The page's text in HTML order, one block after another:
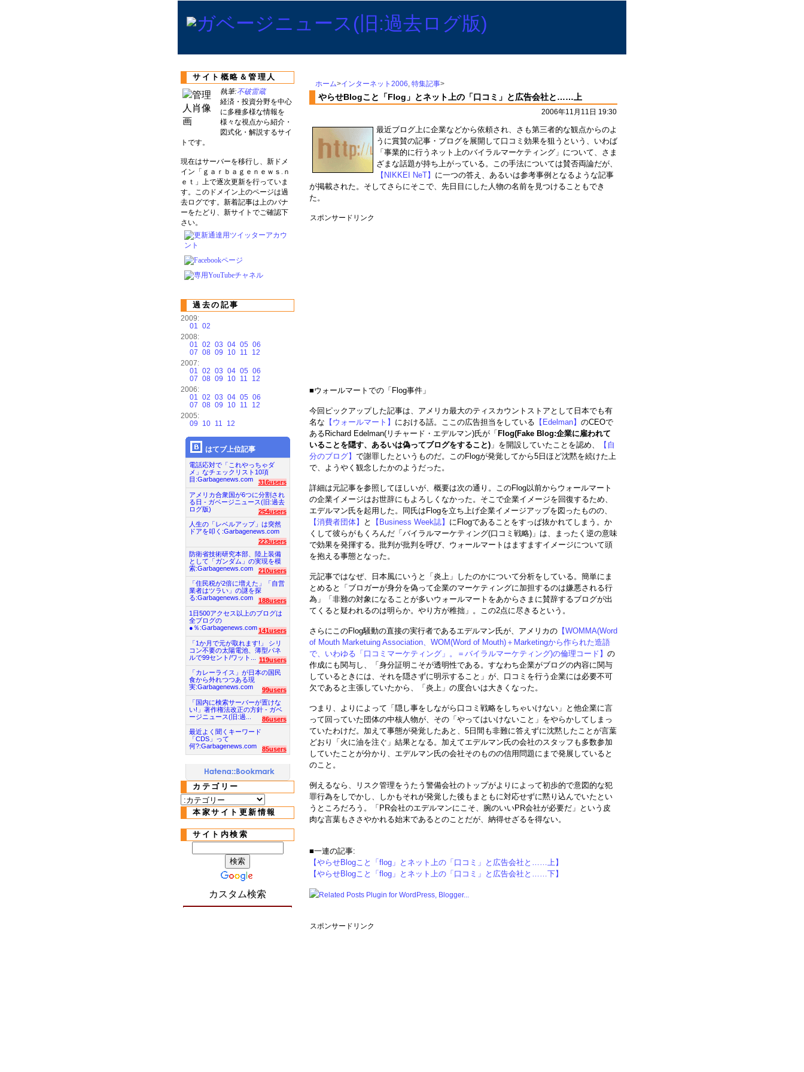
ホーム>インターネット2006, 特集記事>
やらせBlogこと「Flog」とネット上の「口コミ」と広告会社と……上
2006年11月11日 19:30
最近ブログ上に企業などから依頼され、さも第三者的な観点からのよ
うに賞賛の記事・ブログを展開して口コミ効果を狙うという、いわば
「事業的に行うネット上のバイラルマーケティング」について、さま
ざまな話題が持ち上がっている。この手法については賛否両論だが、
【NIKKEI NeT】 に一つの答え、あるいは参考事例となるような記事
が掲載された。そしてさらにそこで、先日目にした人物の名前を見つけることもでき
た。
スポンサードリンク
■ウォールマートでの「Flog事件」
今回ピックアップした記事は、アメリカ最大のティスカウントストアとして日本でも有
名な 【ウォールマート】 における話。ここの広告担当をしている 【Edelman】 のCEOで
あるRichard Edelman(リチャード・エデルマン)氏が「 Flog(Fake Blog:企業に雇われて
いることを隠す、あるいは偽ってブログをすること) 」を開設していたことを認め、
【自
分のブログ】 で謝罪したというものだ。このFlogが発覚してから5日ほど沈黙を続けた上
で、ようやく観念したかのようだった。
詳細は元記事を参照してほしいが、概要は次の通り。このFlog以前からウォールマート
の企業イメージはお世辞にもよろしくなかった。そこで企業イメージを回復するため、
エデルマン氏を起用した。同氏はFlogを立ち上げ企業イメージアップを図ったものの、
【消費者団体】
と 【Business Week誌】 にFlogであることをすっぱ抜かれてしまう。か
くして彼らがもくろんだ「バイラルマーケティング(口コミ戦略)」は、まったく逆の意味
で効果を発揮する。批判が批判を呼び、ウォールマートはますますイメージについて頭
を抱える事態となった。
元記事ではなぜ、日本風にいうと「炎上」したのかについて分析をしている。簡単にま
とめると「ブロガーが身分を偽って企業のマーケティングに加担するのは嫌悪される行
為」「非難の対象になることが多いウォールマートをあからさまに賛辞するブログが出
てくると疑われるのは明らか。やり方が稚拙」。この2点に尽きるという。
さらにこのFlog騒動の直接の実行者であるエデルマン氏が、アメリカの 【WOMMA(Word
of Mouth Marketuing Association、WOM(Word of Mouth)＋Marketingから作られた造語
で、いわゆる「口コミマーケティング」。＝バイラルマーケティング)の倫理コード】 の
作成にも関与し、「身分証明こそが透明性である。すなわち企業がブログの内容に関与
しているときには、それを隠さずに明示すること」が、口コミを行う企業には必要不可
欠であると主張していたから、「炎上」の度合いは大きくなった。
つまり、よりによって「隠し事をしながら口コミ戦略をしちゃいけない」と他企業に言
って回っていた団体の中核人物が、その「やってはいけないこと」をやらかしてしまっ
ていたわけだ。加えて事態が発覚したあと、5日間も非難に答えずに沈黙したことが言葉
どおり「火に油を注ぐ」結果となる。加えてエデルマン氏の会社のスタッフも多数参加
していたことが分かり、エデルマン氏の会社そのものの信用問題にまで発展していると
のこと。
例えるなら、リスク管理をうたう警備会社のトップがよりによって初歩的で意図的な犯
罪行為をしでかし、しかもそれが発覚した後もまともに対応せずに黙り込んでいたとい
うところだろう。「PR会社のエデルマンにこそ、腕のいいPR会社が必要だ」という皮
肉な言葉もささやかれる始末であるとのことだが、納得せざるを得ない。
■一連の記事:
【やらせBlogこと「flog」とネット上の「口コミ」と広告会社と……上】
【やらせBlogこと「flog」とネット上の「口コミ」と広告会社と……下】
スポンサードリンク
サイト概略＆管理人
執筆:不破雷蔵
経済・投資分野を中心
に多種多様な情報を
様々な視点から紹介・
図式化・解説するサイ
トです。
現在はサーバーを移行し、新ドメ
イン「ｇａｒｂａｇｅｎｅｗｓ.ｎ
ｅｔ」上で逐次更新を行っていま
す。このドメイン上のページは過
去ログです。新着記事は上のバナ
ーをたどり、新サイトでご確認下
さい。
過去の記事
2009:
01 02
2008:
01 02 03 04 05 06
07 08 09 10 11
12
2007:
01 02 03 04 05 06
07 08 09 10 11
12
2006:
01 02 03 04 05 06
07 08 09 10 11
12
2005:
09
10 11 12
はてブ上位記事
電話応対で「これやっちゃダ
メ」なチェックリスト10項
目:Garbagenews.com
316users
アメリカ合衆国が6つに分割され
る日 - ガベージニュース(旧:過去
ログ版)
254users
人生の「レベルアップ」は突然
ドアを叩く:Garbagenews.com
223users
防衛省技術研究本部、陸上装備
として「ガンダム」の実現を模
索:Garbagenews.com
210users
「住民税が2倍に増えた」「自営
業者はツラい」の謎を探
る:Garbagenews.com
188users
1日500アクセス以上のブログは
全ブログの
●％:Garbagenews.com 141users
「1か月で元が取れます!」 シリ
コン不要の太陽電池、薄型パネ
ルで99セント/ワット...
119users
「カレーライス」が日本の国民
食から外れつつある現
実:Garbagenews.com
99users
「国内に検索サーバーが置けな
い!」著作権法改正の方針 - ガベ
ージニュース(旧:過...
86users
最近よく聞くキーワード
「CDS」って
何?:Garbagenews.com
85users
カテゴリー
本家サイト更新情報
サイト内検索
カスタム検索